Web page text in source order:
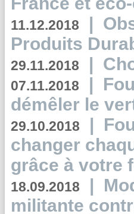
11.12.2018 |
Produits
29.11.2018 |
07.11.2018 |
démêler le
29.10.2018 |
changer
grâce à votre
18.09.2018 |
militante